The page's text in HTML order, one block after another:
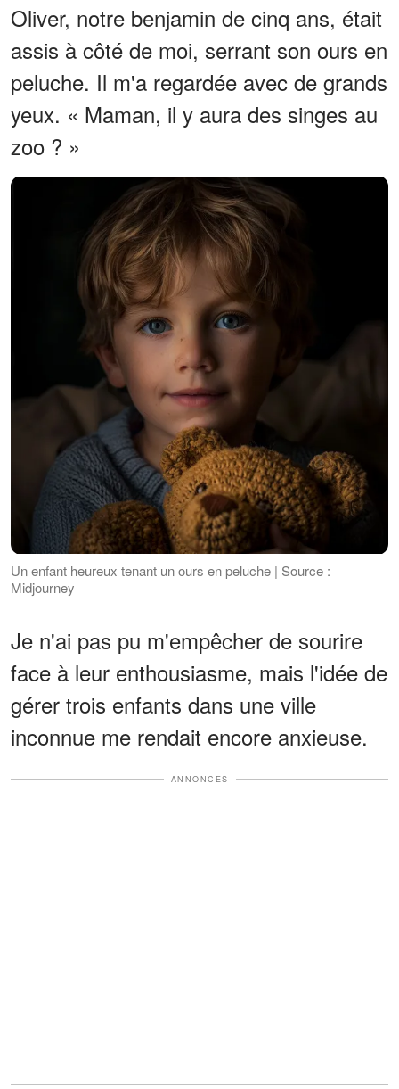
Oliver, notre benjamin de cinq ans, était
assis à côté de moi, serrant son ours en
peluche. Il m'a regardée avec de grands
yeux. « Maman, il y aura des singes au
zoo ? »
Un enfant heureux tenant un ours en peluche | Source :
Midjourney
Je n'ai pas pu m'empêcher de sourire
face à leur enthousiasme, mais l'idée de
gérer trois enfants dans une ville
inconnue me rendait encore anxieuse.
ANNONCES